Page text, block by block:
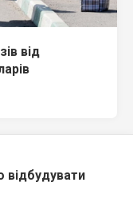
від
відбудувати